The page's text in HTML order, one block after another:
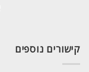
קישורים נוספים